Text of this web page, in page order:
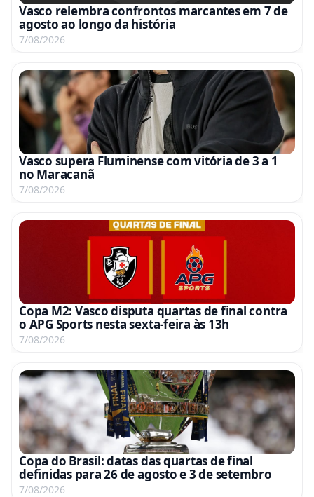
Vasco relembra confrontos marcantes em 7 de
agosto ao longo da história
7/08/2026
Vasco supera Fluminense com vitória de 3 a 1
no Maracanã
7/08/2026
Copa M2: Vasco disputa quartas de final contra
o APG Sports nesta sexta-feira às 13h
7/08/2026
Copa do Brasil: datas das quartas de final
definidas para 26 de agosto e 3 de setembro
7/08/2026